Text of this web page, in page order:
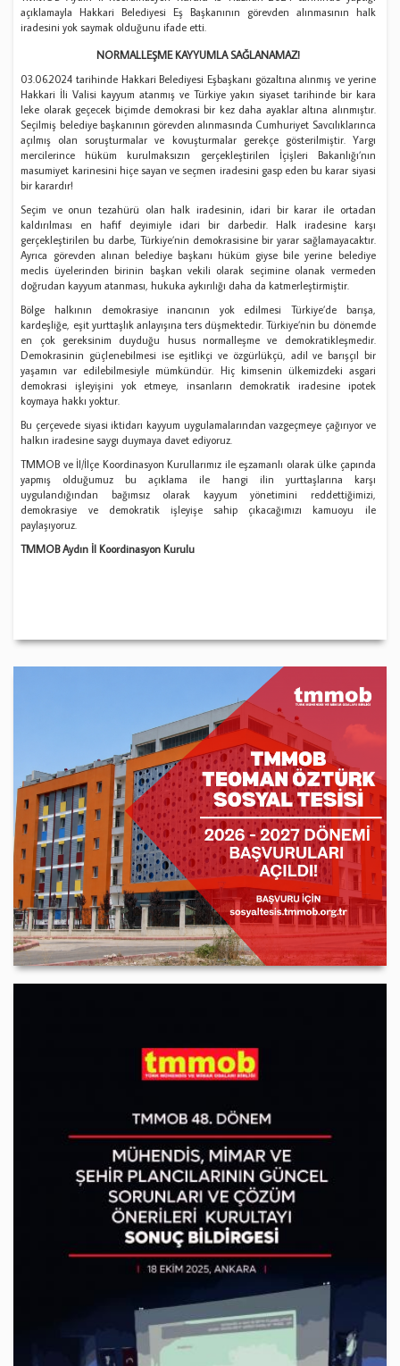
açıklamayla Hakkari Belediyesi Eş Başkanının görevden alınmasının halk
iradesini yok saymak olduğunu ifade etti.
NORMALLEŞME KAYYUMLA SAĞLANAMAZ!
03.06.2024 tarihinde Hakkari Belediyesi Eşbaşkanı gözaltına alınmış ve yerine
Hakkari İli Valisi kayyum atanmış ve Türkiye yakın siyaset tarihinde bir kara
leke olarak geçecek biçimde demokrasi bir kez daha ayaklar altına alınmıştır.
Seçilmiş belediye başkanının görevden alınmasında Cumhuriyet Savcılıklarınca
açılmış olan soruşturmalar ve kovuşturmalar gerekçe gösterilmiştir. Yargı
mercilerince hüküm kurulmaksızın gerçekleştirilen İçişleri Bakanlığı’nın
masumiyet karinesini hiçe sayan ve seçmen iradesini gasp eden bu karar siyasi
bir karardır!
Seçim ve onun tezahürü olan halk iradesinin, idari bir karar ile ortadan
kaldırılması en hafif deyimiyle idari bir darbedir. Halk iradesine karşı
gerçekleştirilen bu darbe, Türkiye’nin demokrasisine bir yarar sağlamayacaktır.
Ayrıca görevden alınan belediye başkanı hüküm giyse bile yerine belediye
meclis üyelerinden birinin başkan vekili olarak seçimine olanak vermeden
doğrudan kayyum atanması, hukuka aykırılığı daha da katmerleştirmiştir.
Bölge halkının demokrasiye inancının yok edilmesi Türkiye’de barışa,
kardeşliğe, eşit yurttaşlık anlayışına ters düşmektedir. Türkiye’nin bu dönemde
en çok gereksinim duyduğu husus normalleşme ve demokratikleşmedir.
Demokrasinin güçlenebilmesi ise eşitlikçi ve özgürlükçü, adil ve barışçıl bir
yaşamın var edilebilmesiyle mümkündür. Hiç kimsenin ülkemizdeki asgari
demokrasi işleyişini yok etmeye, insanların demokratik iradesine ipotek
koymaya hakkı yoktur.
Bu çerçevede siyasi iktidarı kayyum uygulamalarından vazgeçmeye çağırıyor ve
halkın iradesine saygı duymaya davet ediyoruz.
TMMOB ve İl/İlçe Koordinasyon Kurullarımız ile eşzamanlı olarak ülke çapında
yapmış olduğumuz bu açıklama ile hangi ilin yurttaşlarına karşı
uygulandığından bağımsız olarak kayyum yönetimini reddettiğimizi,
demokrasiye ve demokratik işleyişe sahip çıkacağımızı kamuoyu ile
paylaşıyoruz.
TMMOB Aydın İl Koordinasyon Kurulu